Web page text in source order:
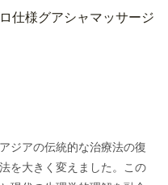
仕様グアシャマッサージ
ジアの伝統的な治療法の復
を大きく変えました。この